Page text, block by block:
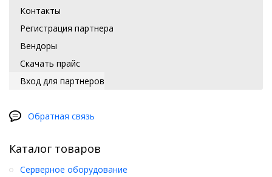
Контакты
Регистрация партнера
Вендоры
Скачать прайс
Вход для партнеров
Обратная связь
Каталог товаров
Серверное оборудование